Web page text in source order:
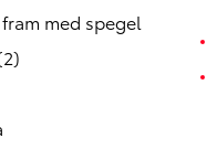
med spegel